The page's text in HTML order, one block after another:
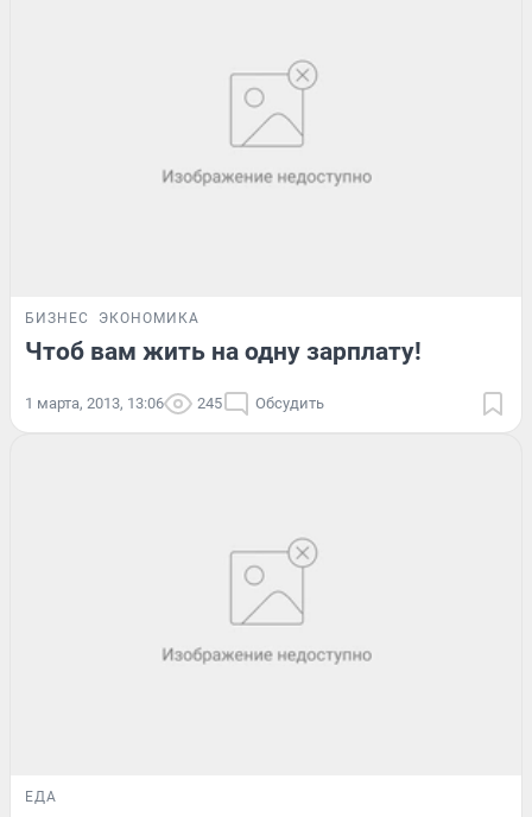
БИЗНЕС ЭКОНОМИКА
Чтоб вам жить на одну зарплату!
1 марта, 2013, 13:06 245 Обсудить
ЕДА